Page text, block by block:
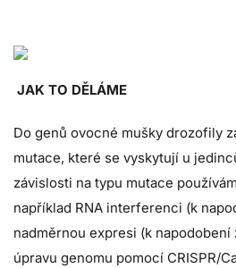
JAK TO DĚLÁME
Do genů ovocné mušky drozofily
mutace, které se vyskytují u
závislosti na typu mutace
například RNA interferenci (k
nadměrnou expresi (k
úpravu genomu pomocí CRISPR/